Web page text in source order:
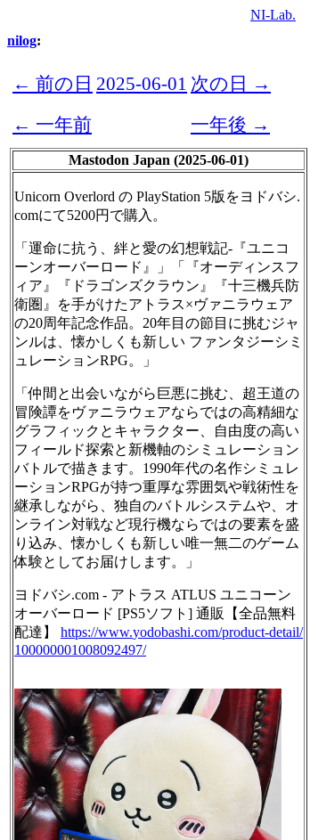
NI-Lab.
nilog:
← 前の日 2025-06-01 次の日 →
← 一年前
一年後 →
Mastodon Japan (2025-06-01)
Unicorn Overlord の PlayStation 5版をヨドバシ.
comにて5200円で購入。
「運命に抗う、絆と愛の幻想戦記-『ユニコ
ーンオーバーロード』」「『オーディンスフ
ィア』『ドラゴンズクラウン』『十三機兵防
衛圏』を手がけたアトラス×ヴァニラウェア
の20周年記念作品。20年目の節目に挑むジャ
ンルは、懐かしくも新しい ファンタジーシミ
ュレーションRPG。」
「仲間と出会いながら巨悪に挑む、超王道の
冒険譚をヴァニラウェアならではの高精細な
グラフィックとキャラクター、自由度の高い
フィールド探索と新機軸のシミュレーション
バトルで描きます。1990年代の名作シミュレ
ーションRPGが持つ重厚な雰囲気や戦術性を
継承しながら、独自のバトルシステムや、オ
ンライン対戦など現行機ならではの要素を盛
り込み、懐かしくも新しい唯一無二のゲーム
体験としてお届けします。」
ヨドバシ.com - アトラス ATLUS ユニコーン
オーバーロード [PS5ソフト] 通販【全品無料
配達】 https://www.yodobashi.com/product-detail/
100000001008092497/